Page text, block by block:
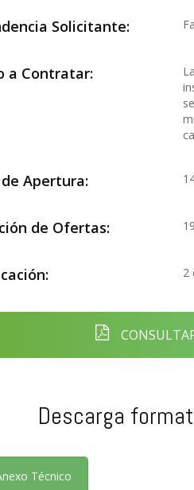
Solicitante:
a Contratar:
Apertura:
de Ofertas:
2
Descarga
Técnico